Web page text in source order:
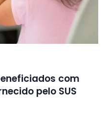
com
pelo SUS